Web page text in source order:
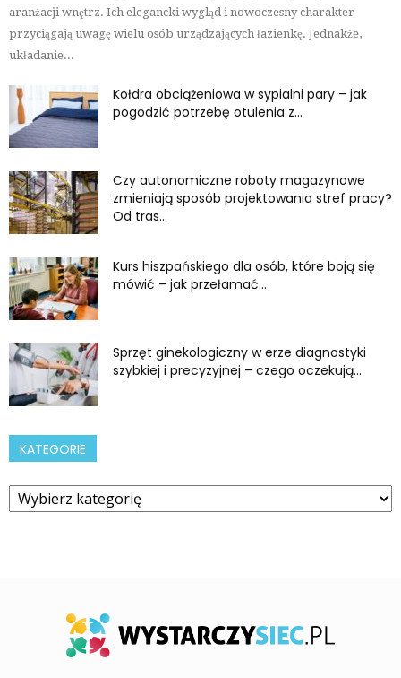
aranżacji wnętrz. Ich elegancki wygląd i nowoczesny charakter
przyciągają uwagę wielu osób urządzających łazienkę. Jednakże,
układanie...
Kołdra obciążeniowa w sypialni pary – jak
pogodzić potrzebę otulenia z...
Czy autonomiczne roboty magazynowe
zmieniają sposób projektowania stref pracy?
Od tras...
Kurs hiszpańskiego dla osób, które boją się
mówić – jak przełamać...
Sprzęt ginekologiczny w erze diagnostyki
szybkiej i precyzyjnej – czego oczekują...
KATEGORIE
Kategorie